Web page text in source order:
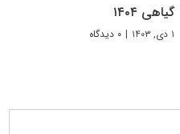
گیاهی ۱۴۰۴
۱ دی, ۱۴۰۳ | ۰ دیدگاه